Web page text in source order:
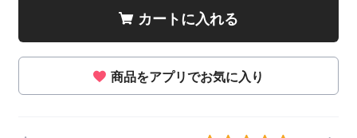
カートに入れる
商品をアプリでお気に入り